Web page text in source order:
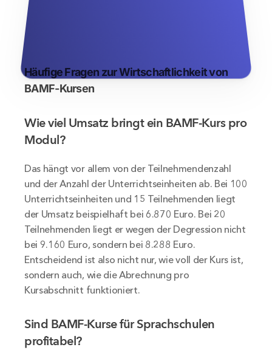
Häufige Fragen zur Wirtschaftlichkeit von
BAMF-Kursen
Wie viel Umsatz bringt ein BAMF-Kurs pro
Modul?
Das hängt vor allem von der Teilnehmendenzahl
und der Anzahl der Unterrichtseinheiten ab. Bei 100
Unterrichtseinheiten und 15 Teilnehmenden liegt
der Umsatz beispielhaft bei 6.870 Euro. Bei 20
Teilnehmenden liegt er wegen der Degression nicht
bei 9.160 Euro, sondern bei 8.288 Euro.
Entscheidend ist also nicht nur, wie voll der Kurs ist,
sondern auch, wie die Abrechnung pro
Kursabschnitt funktioniert.
Sind BAMF-Kurse für Sprachschulen
profitabel?